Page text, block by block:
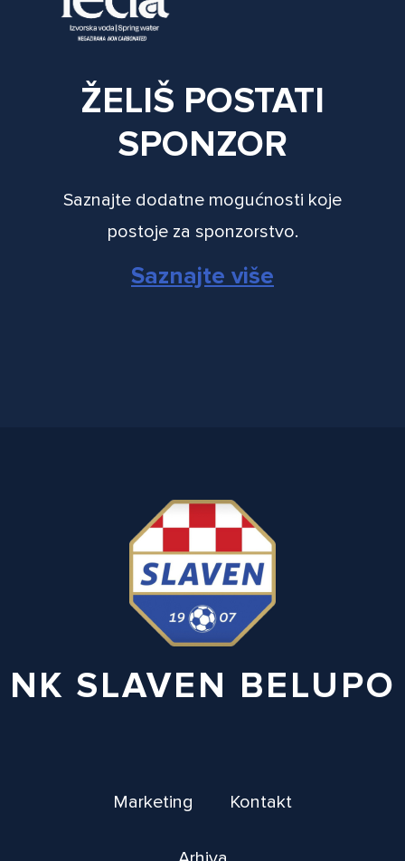
ŽELIŠ POSTATI
SPONZOR
Saznajte dodatne mogućnosti koje
postoje za sponzorstvo.
Saznajte više
NK SLAVEN BELUPO
Marketing Kontakt